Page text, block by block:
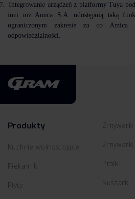
Integrowanie urządzeń z platformy Tuya
inni niż Amica S.A. udostępnią taką
ograniczonym zakresie za co
odpowiedzialności.
Produkty
Kuchnie wolnostojące
Piekarniki
Płyty
Pralki
Suszarki